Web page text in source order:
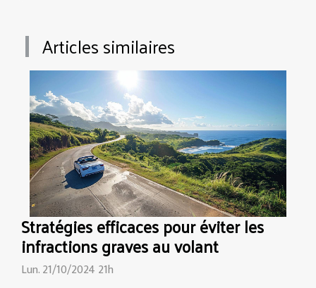
Articles similaires
Stratégies efficaces pour éviter les
infractions graves au volant
Lun. 21/10/2024 21h